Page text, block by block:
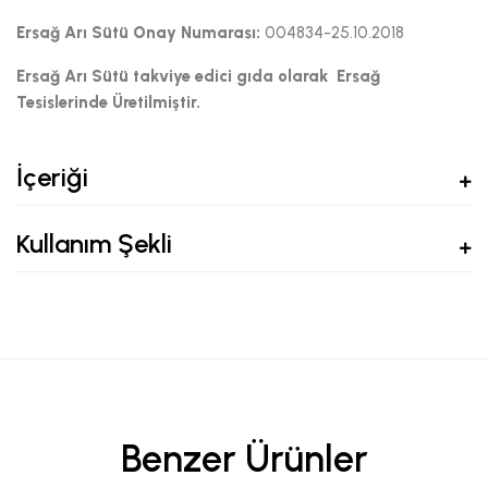
Ersağ Arı Sütü Onay Numarası: 004834-25.10.2018
Ersağ Arı Sütü takviye edici gıda olarak Ersağ
Tesislerinde Üretilmiştir.
İçeriği
Kullanım Şekli
Benzer Ürünler